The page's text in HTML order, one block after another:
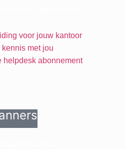
voor jouw kantoor
met jou
helpdesk abonnement